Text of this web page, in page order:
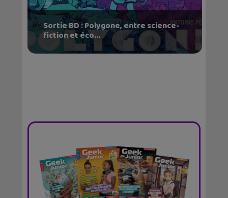
Sortie BD : Polygone, entre science-
fiction et éco...